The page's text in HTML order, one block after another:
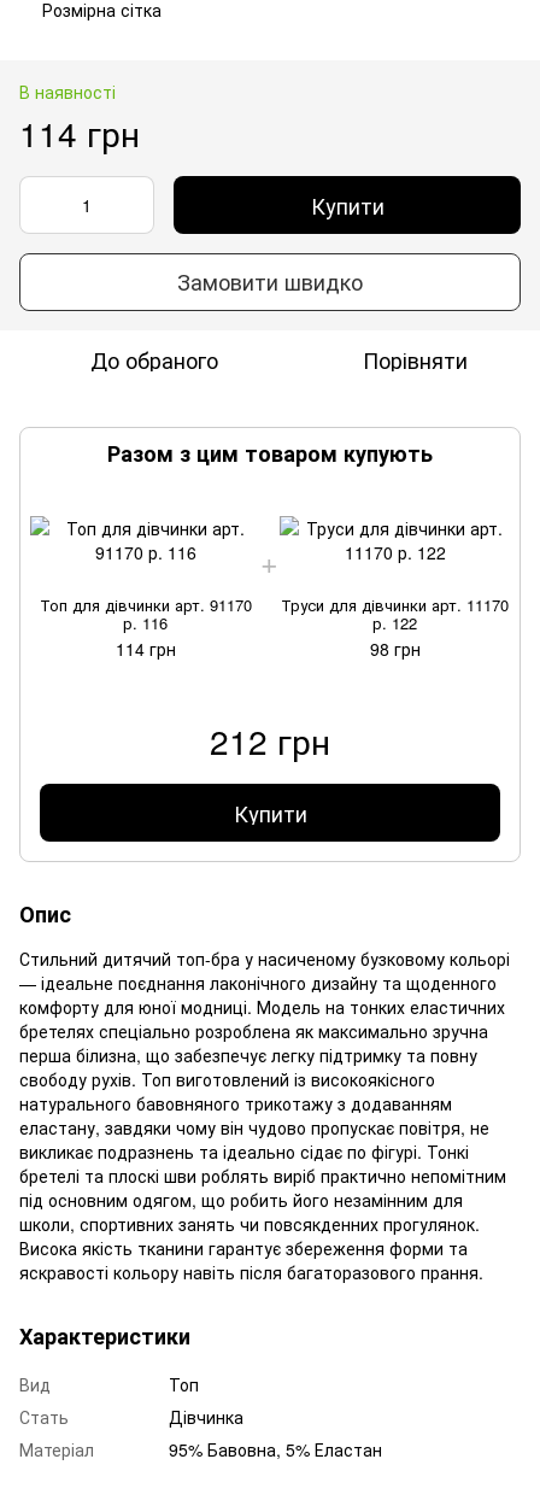
Розмірна сітка
В наявності
114 грн
Купити
Замовити швидко
До обраного Порівняти
Разом з цим товаром купують
Топ для дівчинки арт. 91170
р. 116
114 грн
Труси для дівчинки арт. 11170
р. 122
98 грн
212 грн
Купити
Опис
Стильний дитячий топ-бра у насиченому бузковому кольорі
— ідеальне поєднання лаконічного дизайну та щоденного
комфорту для юної модниці. Модель на тонких еластичних
бретелях спеціально розроблена як максимально зручна
перша білизна, що забезпечує легку підтримку та повну
свободу рухів. Топ виготовлений із високоякісного
натурального бавовняного трикотажу з додаванням
еластану, завдяки чому він чудово пропускає повітря, не
викликає подразнень та ідеально сідає по фігурі. Тонкі
бретелі та плоскі шви роблять виріб практично непомітним
під основним одягом, що робить його незамінним для
школи, спортивних занять чи повсякденних прогулянок.
Висока якість тканини гарантує збереження форми та
яскравості кольору навіть після багаторазового прання.
Характеристики
Вид
Топ
Стать
Дівчинка
Матеріал
95% Бавовна, 5% Еластан